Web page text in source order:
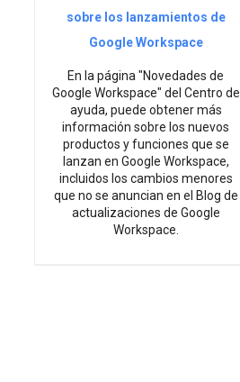
sobre los lanzamientos de
Google Workspace
En la página "Novedades de
Google Workspace" del Centro de
ayuda, puede obtener más
información sobre los nuevos
productos y funciones que se
lanzan en Google Workspace,
incluidos los cambios menores
que no se anuncian en el Blog de
actualizaciones de Google
Workspace.